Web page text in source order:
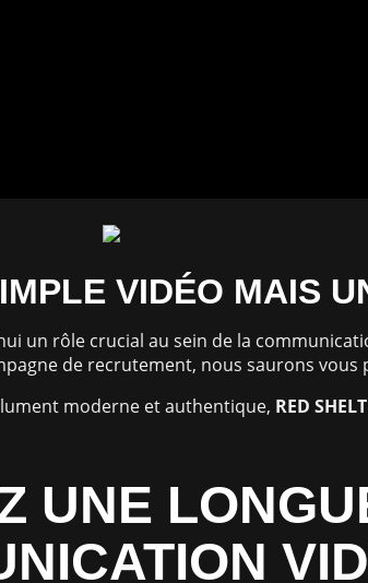
VIDÉO MAIS
un rôle crucial au sein de la
de recrutement, nous saurons
moderne et authentique, RED
UNE